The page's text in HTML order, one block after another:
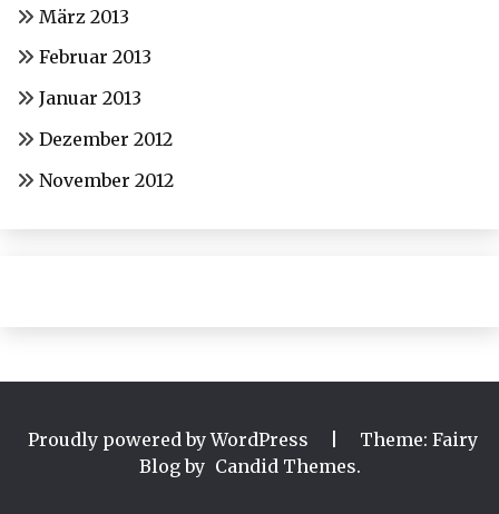
März 2013
Februar 2013
Januar 2013
Dezember 2012
November 2012
Proudly powered by WordPress
Theme: Fairy
Blog by Candid Themes.